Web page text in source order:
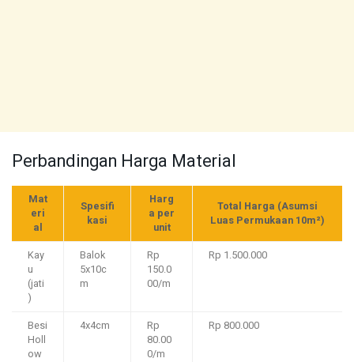
Perbandingan Harga Material
Mat
eri
al
Spesifi
kasi
Harg
a per
unit
Total Harga (Asumsi
Luas Permukaan 10m²)
Kay
u
(jati
)
Balok
5x10c
m
Rp
150.0
00/m
Rp 1.500.000
Besi
Holl
ow
4x4cm
Rp
80.00
0/m
Rp 800.000